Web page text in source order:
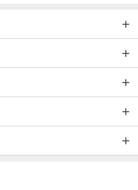
杯取出。切勿直接向下拉。
煲5至8分鐘，切勿煲乾。每次使
勿使用酒精和強烈的消毒藥水或